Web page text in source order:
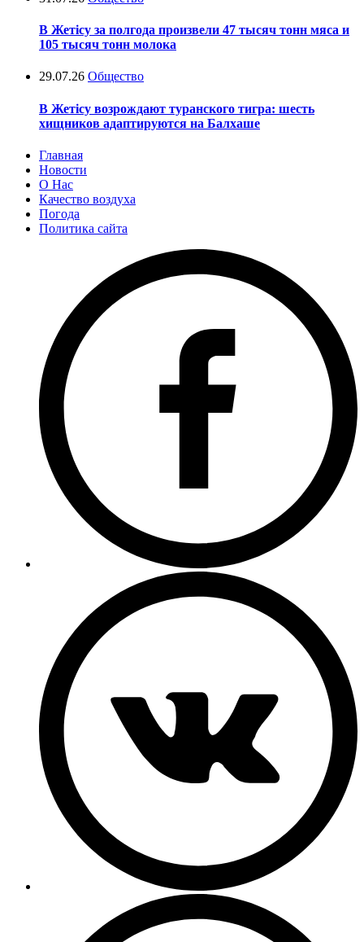
В Жетісу за полгода произвели 47 тысяч тонн мяса и
105 тысяч тонн молока
29.07.26 Общество
В Жетісу возрождают туранского тигра: шесть
хищников адаптируются на Балхаше
Главная
Новости
О Нас
Качество воздуха
Погода
Политика сайта